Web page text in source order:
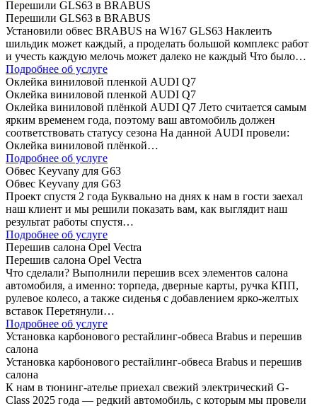
Перешили GLS63 в BRABUS
Перешили GLS63 в BRABUS
Установили обвес BRABUS на W167 GLS63 Наклеить
шильдик может каждый, а проделать большой комплекс работ
и учесть каждую мелочь может далеко не каждый Что было…
Подробнее об услуге
Оклейка виниловой пленкой AUDI Q7
Оклейка виниловой пленкой AUDI Q7
Оклейка виниловой плёнкой AUDI Q7 Лето считается самым
ярким временем года, поэтому ваш автомобиль должен
соответствовать статусу сезона На данной AUDI провели:
Оклейка виниловой плёнкой…
Подробнее об услуге
Обвес Keyvany для G63
Обвес Keyvany для G63
Проект спустя 2 года Буквально на днях к нам в гости заехал
наш клиент и мы решили показать вам, как выглядит наш
результат работы спустя…
Подробнее об услуге
Перешив салона Opel Vectra
Перешив салона Opel Vectra
Что сделали? Выполнили перешив всех элементов салона
автомобиля, а именно: торпеда, дверные карты, ручка КПП,
рулевое колесо, а также сиденья с добавлением ярко-желтых
вставок Перетянули…
Подробнее об услуге
Установка карбонового рестайлинг-обвеса Brabus и перешив
салона
Установка карбонового рестайлинг-обвеса Brabus и перешив
салона
К нам в тюнинг-ателье приехал свежий электрический G-
Class 2025 года — редкий автомобиль, с которым мы провели